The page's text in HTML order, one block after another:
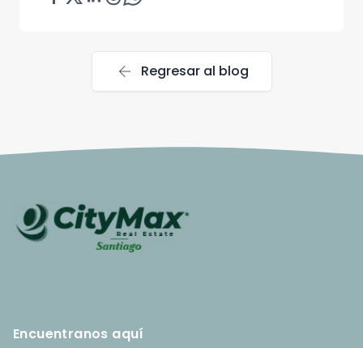
arrow_back Regresar al blog
Encuentranos aquí